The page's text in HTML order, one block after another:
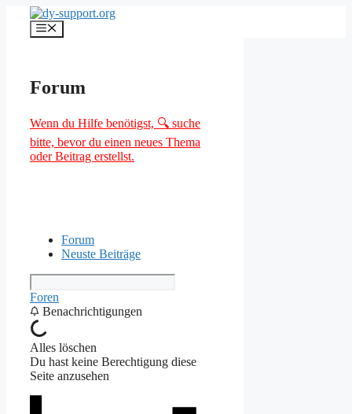
Inhalt
springen
Menü
Forum
Wenn du Hilfe benötigst, 🔍 suche
bitte, bevor du einen neues Thema
oder Beitrag erstellst.
Forum
Neuste Beiträge
Foren
Benachrichtigungen
Alles löschen
Du hast keine Berechtigung diese
Seite anzusehen